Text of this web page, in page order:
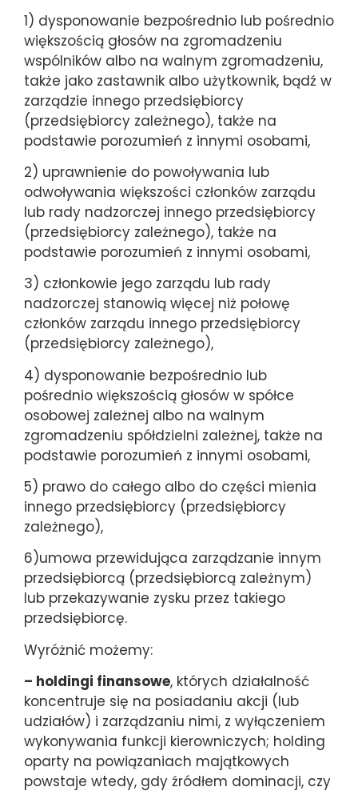
1) dysponowanie bezpośrednio lub pośrednio
większością głosów na zgromadzeniu
wspólników albo na walnym zgromadzeniu,
także jako zastawnik albo użytkownik, bądź w
zarządzie innego przedsiębiorcy
(przedsiębiorcy zależnego), także na
podstawie porozumień z innymi osobami,
2) uprawnienie do powoływania lub
odwoływania większości członków zarządu
lub rady nadzorczej innego przedsiębiorcy
(przedsiębiorcy zależnego), także na
podstawie porozumień z innymi osobami,
3) członkowie jego zarządu lub rady
nadzorczej stanowią więcej niż połowę
członków zarządu innego przedsiębiorcy
(przedsiębiorcy zależnego),
4) dysponowanie bezpośrednio lub
pośrednio większością głosów w spółce
osobowej zależnej albo na walnym
zgromadzeniu spółdzielni zależnej, także na
podstawie porozumień z innymi osobami,
5) prawo do całego albo do części mienia
innego przedsiębiorcy (przedsiębiorcy
zależnego),
6)umowa przewidująca zarządzanie innym
przedsiębiorcą (przedsiębiorcą zależnym)
lub przekazywanie zysku przez takiego
przedsiębiorcę.
Wyróżnić możemy:
– holdingi finansowe, których działalność
koncentruje się na posiadaniu akcji (lub
udziałów) i zarządzaniu nimi, z wyłączeniem
wykonywania funkcji kierowniczych; holding
oparty na powiązaniach majątkowych
powstaje wtedy, gdy źródłem dominacji, czy